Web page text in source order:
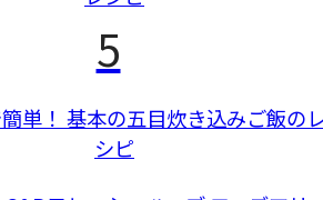
5
単！ 基本の五目炊き込みご飯の
シピ